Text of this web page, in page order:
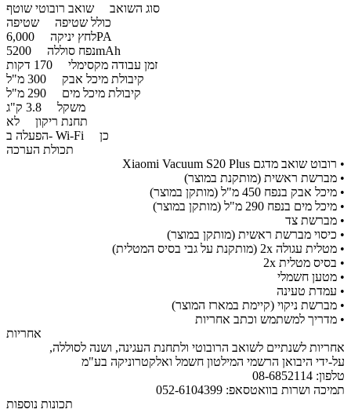
סוג השואב שואב רובוטי שוטף
כולל שטיפה שטיפה
לחץ יניקה6,000PA
נפח סוללה5200mAh
זמן עבודה מקסימלי
קיבולת מיכל אבק
קיבולת מיכל מים
משקל
תחנת ריקון לא
הפעלה ב- Wi-Fi
כן
תכולת הערכה
• רובוט שואב מדגם Xiaomi Vacuum S20 Plus
• מברשת ראשית (מותקנת במוצר)
• מיכל אבק בנפח 450 מ"ל (מותקן במוצר)
• מיכל מים בנפח 290 מ"ל (מותקן במוצר)
• מברשת צד
• כיסוי מברשת ראשית (מותקן במוצר)
• מטלית עגולה 2x (מותקנת על גבי בסיס המטלית)
• בסיס מטלית 2x
• מטען חשמלי
• עמדת טעינה
• מברשת ניקוי (קיימת במארז המוצר)
• מדריך למשתמש וכתב אחריות
אחריות
אחריות לשנתיים לשואב הרובוטי ולתחנת העגינה, ושנה לסוללה,
על-ידי היבואן הרשמי המילטון חשמל ואלקטרוניקה בע"מ
טלפון: 08-6852114
תמיכה ושרות בוואטסאפ: 052-6104399
תכונות נוספות